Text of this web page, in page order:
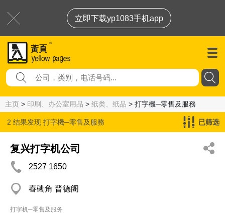
立即下载yp1083手机app
主页 > 印刷、办公室用品 > 纸类、纸品 > 打字機─零售及服務
2 结果发现 打字機─零售及服務 已筛选
复兴打字机公司
2527 1650
舂磡角 晋德阁
打字机─零售及服务